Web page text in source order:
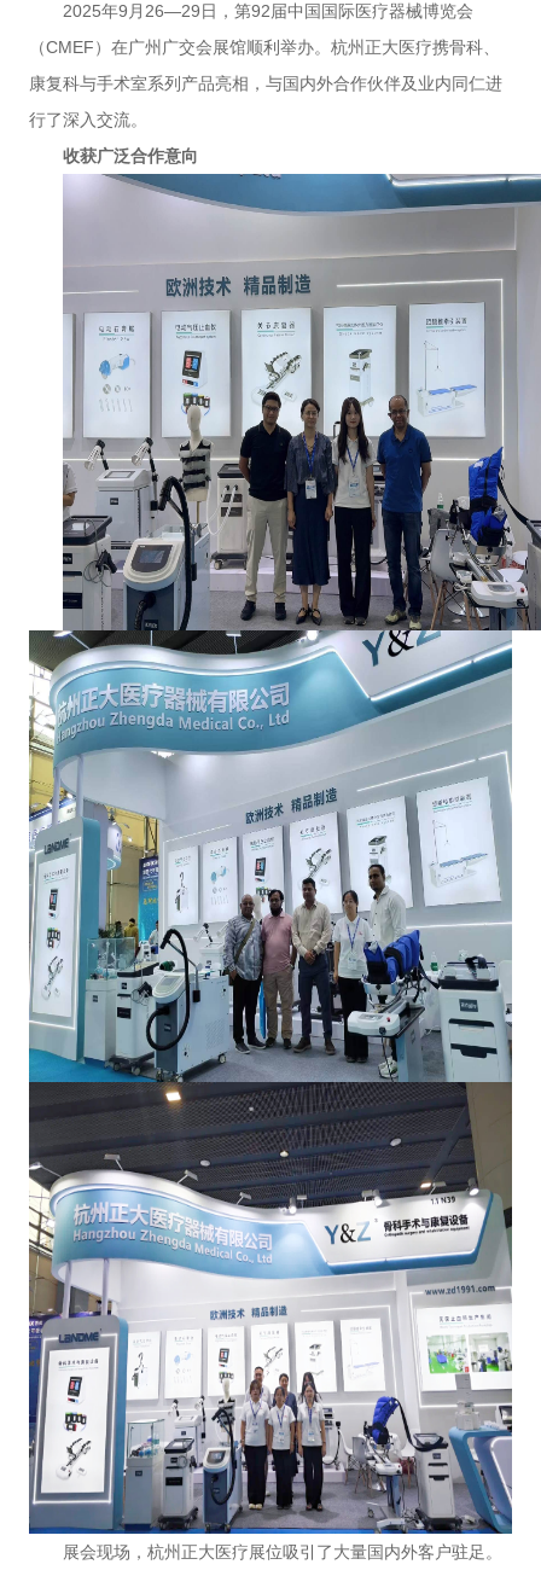
2025年9月26—29日，第92届中国国际医疗器械博览会
（CMEF）在广州广交会展馆顺利举办。杭州正大医疗携骨科、
康复科与手术室系列产品亮相，与国内外合作伙伴及业内同仁进
行了深入交流。
收获广泛合作意向
展会现场，杭州正大医疗展位吸引了大量国内外客户驻足。